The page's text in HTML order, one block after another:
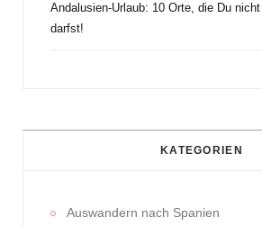
Andalusien-Urlaub: 10 Orte, die Du
darfst!
KATEGORIEN
Auswandern nach Spanien